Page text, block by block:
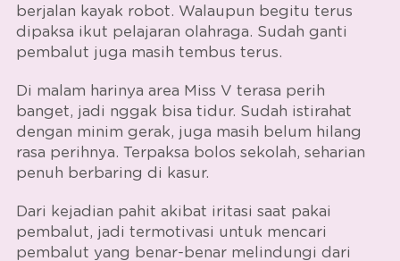
berjalan kayak robot. Walaupun begitu terus
dipaksa ikut pelajaran olahraga. Sudah ganti
pembalut juga masih tembus terus.
Di malam harinya area Miss V terasa perih
banget, jadi nggak bisa tidur. Sudah istirahat
dengan minim gerak, juga masih belum hilang
rasa perihnya. Terpaksa bolos sekolah, seharian
penuh berbaring di kasur.
Dari kejadian pahit akibat iritasi saat pakai
pembalut, jadi termotivasi untuk mencari
pembalut yang benar-benar melindungi dari